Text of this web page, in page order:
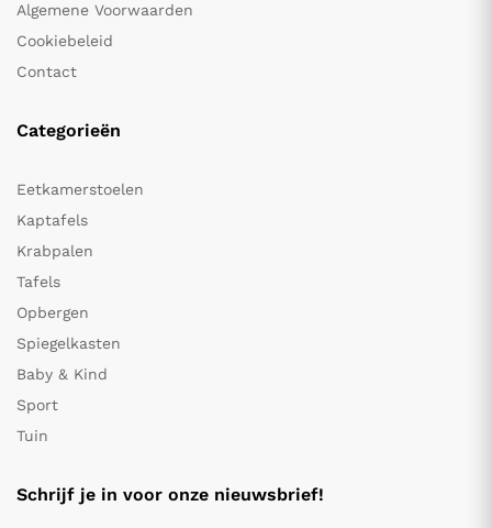
Algemene Voorwaarden
Cookiebeleid
Contact
Categorieën
Eetkamerstoelen
Kaptafels
Krabpalen
Tafels
Opbergen
Spiegelkasten
Baby & Kind
Sport
Tuin
Schrijf je in voor onze nieuwsbrief!